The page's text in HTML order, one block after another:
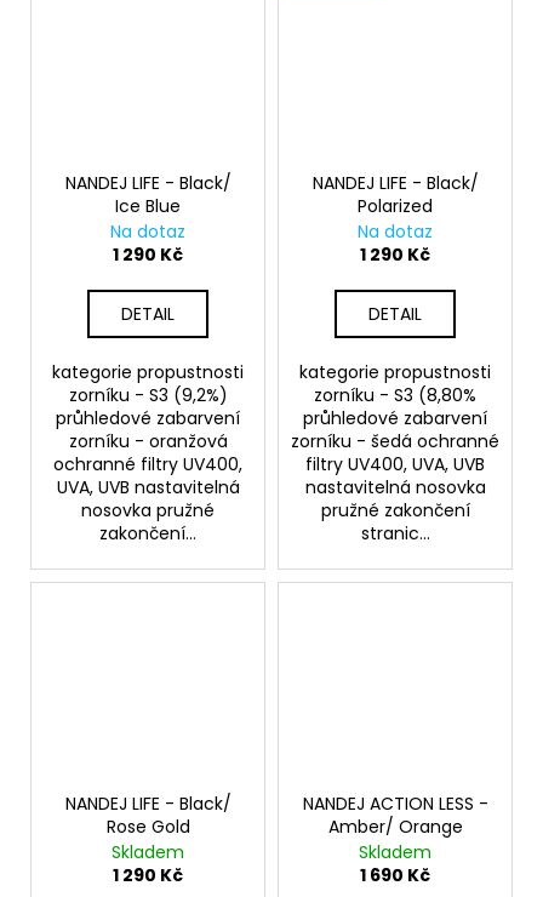
NANDEJ LIFE - Black/
Ice Blue
Na dotaz
1 290 Kč
DETAIL
kategorie propustnosti
zorníku - S3 (9,2%)
průhledové zabarvení
zorníku - oranžová
ochranné filtry UV400,
UVA, UVB nastavitelná
nosovka pružné
zakončení...
NANDEJ LIFE - Black/
Polarized
Na dotaz
1 290 Kč
DETAIL
kategorie propustnosti
zorníku - S3 (8,80%
průhledové zabarvení
zorníku - šedá ochranné
filtry UV400, UVA, UVB
nastavitelná nosovka
pružné zakončení
stranic...
NANDEJ LIFE - Black/
Rose Gold
Skladem
1 290 Kč
NANDEJ ACTION LESS -
Amber/ Orange
Skladem
1 690 Kč